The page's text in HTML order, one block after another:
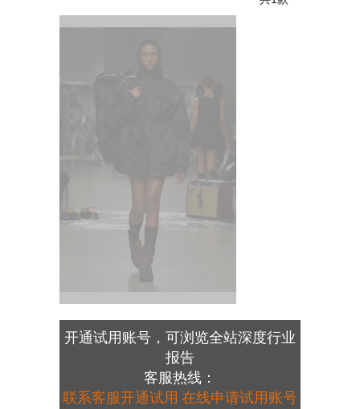
开通试用账号，可浏览全站深度行业
报告
客服热线：
联系客服开通试用 在线申请试用账号